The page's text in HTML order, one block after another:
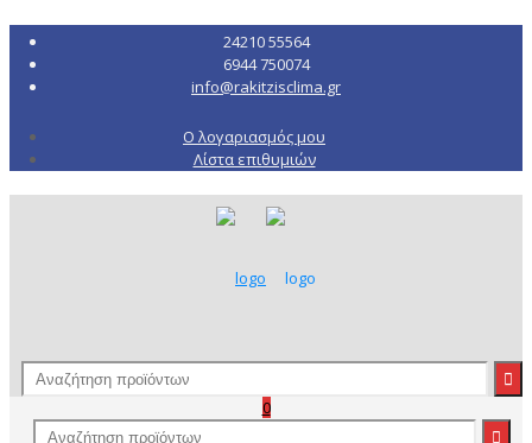
24210 55564
6944 750074
info@rakitzisclima.gr
Ο λογαριασμός μου
Λίστα επιθυμιών
0